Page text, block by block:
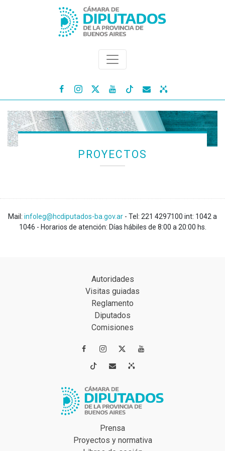
   
PROYECTOS
Mail: infoleg@hcdiputados-ba.gov.ar - Tel: 221 4297100 int: 1042 a
1046 - Horarios de atención: Días hábiles de 8:00 a 20:00 hs.
Autoridades
Visitas guiadas
Reglamento
Diputados
Comisiones
 
 
Prensa
Proyectos y normativa